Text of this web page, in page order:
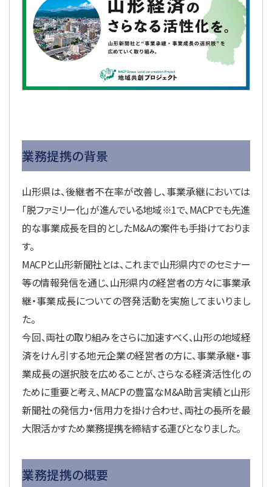
業務提携の背景
山形県は、後継者不在率が改善し、事業承継においては
「脱ファミリー化」が進んでいる地域※1で、MACPでも先進
的な事業成長を目的としたM&Aの案件も手掛けておりま
す。
MACPと山形新聞社とは、これまで山形県内でのセミナー
等の情報発信を通じ、山形県内の経営者の方々に事業承
継・事業成長についての啓発活動を実施してまいりまし
た。
今回、両社の取り組みをさらに加速すべく、山形の地域経
済をけん引する地元企業の経営者の方に、事業承継・事
業成長の選択肢を広めることが、さらなる経済活性化の
ために重要と考え、MACPの豊富なM&A助言実績と山形
新聞社の発信力・信用力を掛け合わせ、両社の長所を最
大限活かすため業務提携を締結する運びとなりました。
業務提携の概要